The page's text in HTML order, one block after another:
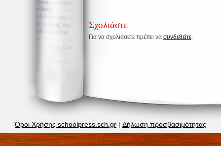
Σχολιάστε
Για να σχολιάσετε πρέπει να συνδεθείτε.
Όροι Χρήσης schoolpress.sch.gr | Δήλωση προσβασιμότητας